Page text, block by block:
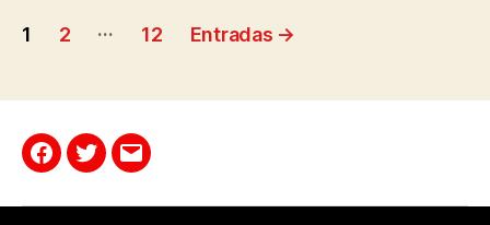
1 2 … 12 Entradas →